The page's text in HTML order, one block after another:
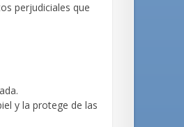
perjudiciales que
y la protege de las